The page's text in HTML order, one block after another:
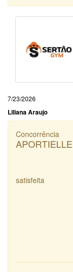
7/23/2026
Liliana Araujo
Concorrência
APORTIELLE
satisfeita